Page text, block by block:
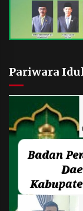
Pariwara